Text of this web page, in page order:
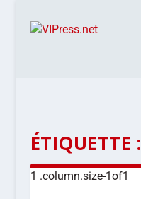
ÉTIQUETTE :